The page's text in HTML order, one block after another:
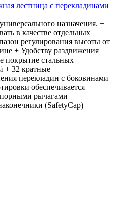
лестница с перекладинами
назначения. +
в качестве отдельных
регулирования высоты от
+ Удобству раздвижения
покрытие стальных
+ 32 кратные
перекладин с боковинами
обеспечивается
рычагами +
(SafetyCap)